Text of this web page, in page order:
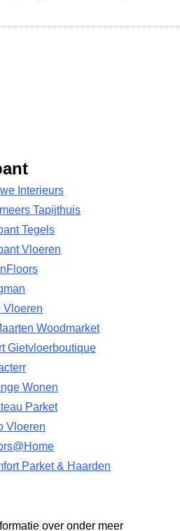
Interieurs
Tapijthuis
Tegels
Vloeren
Vloeren
Woodmarket
Gietvloerboutique
Wonen
Parket
Vloeren
Parket & Haarden
over onder meer